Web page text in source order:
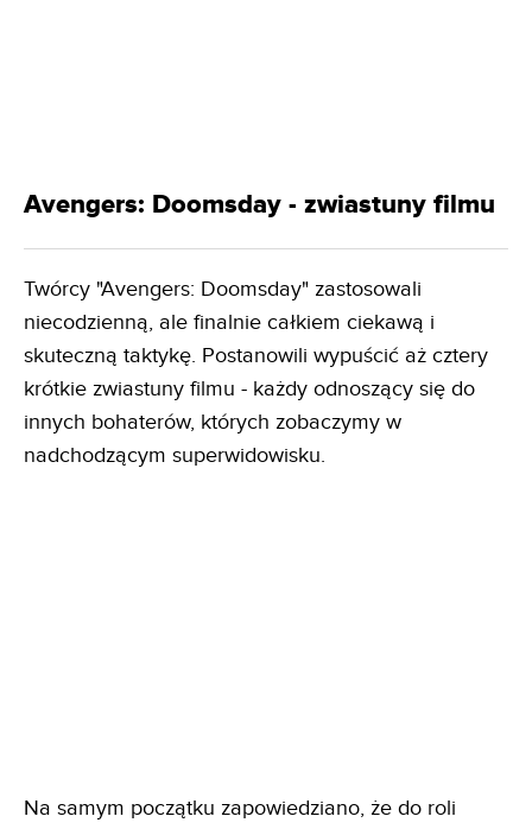
Avengers: Doomsday - zwiastuny filmu
Twórcy "Avengers: Doomsday" zastosowali
niecodzienną, ale finalnie całkiem ciekawą i
skuteczną taktykę. Postanowili wypuścić aż cztery
krótkie zwiastuny filmu - każdy odnoszący się do
innych bohaterów, których zobaczymy w
nadchodzącym superwidowisku.
Na samym początku zapowiedziano, że do roli